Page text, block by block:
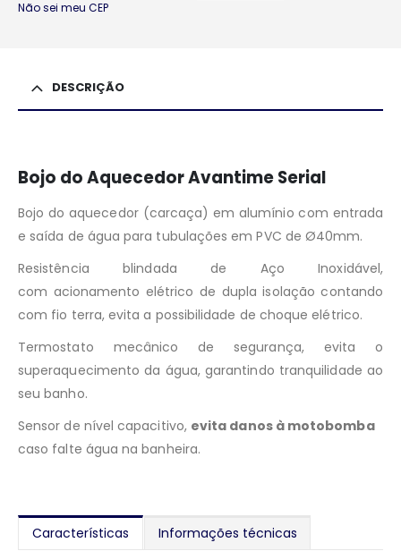
Não sei meu CEP
DESCRIÇÃO
Bojo do Aquecedor Avantime Serial
Bojo do aquecedor (carcaça) em alumínio com entrada
e saída de água para tubulações em PVC de Ø40mm.
Resistência blindada de Aço Inoxidável,
com acionamento elétrico de dupla isolação contando
com fio terra, evita a possibilidade de choque elétrico.
Termostato mecânico de segurança, evita o
superaquecimento da água, garantindo tranquilidade ao
seu banho.
Sensor de nível capacitivo, evita danos à motobomba
caso falte água na banheira.
Características Informações técnicas